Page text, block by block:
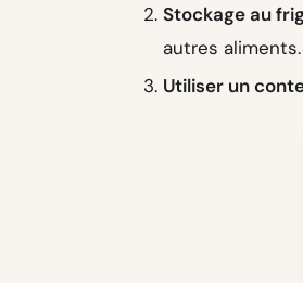
Stockage au
autres aliments.
Utiliser un